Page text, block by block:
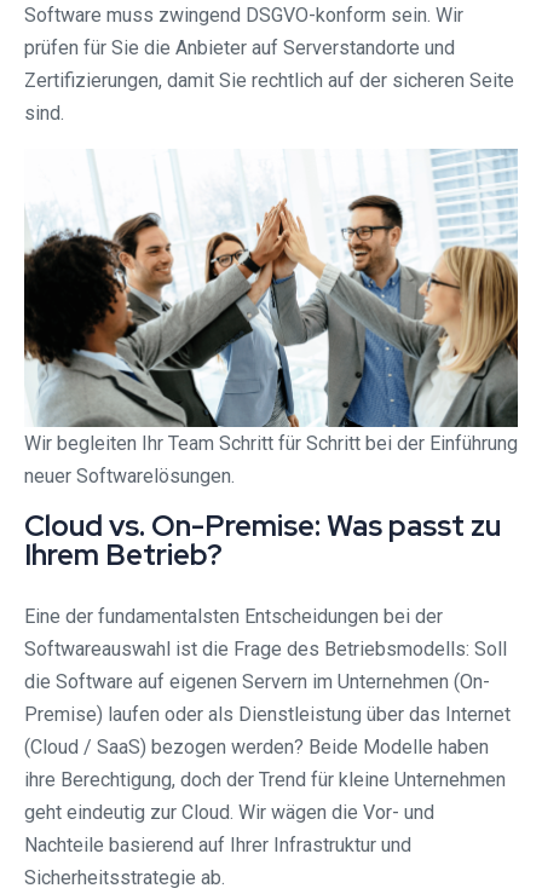
Software muss zwingend DSGVO-konform sein. Wir
prüfen für Sie die Anbieter auf Serverstandorte und
Zertifizierungen, damit Sie rechtlich auf der sicheren Seite
sind.
Wir begleiten Ihr Team Schritt für Schritt bei der Einführung
neuer Softwarelösungen.
Cloud vs. On-Premise: Was passt zu
Ihrem Betrieb?
Eine der fundamentalsten Entscheidungen bei der
Softwareauswahl ist die Frage des Betriebsmodells: Soll
die Software auf eigenen Servern im Unternehmen (On-
Premise) laufen oder als Dienstleistung über das Internet
(Cloud / SaaS) bezogen werden? Beide Modelle haben
ihre Berechtigung, doch der Trend für kleine Unternehmen
geht eindeutig zur Cloud. Wir wägen die Vor- und
Nachteile basierend auf Ihrer Infrastruktur und
Sicherheitsstrategie ab.